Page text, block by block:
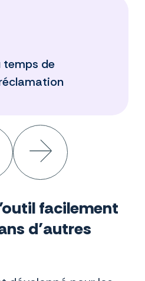
temps de
facilement
d’autres